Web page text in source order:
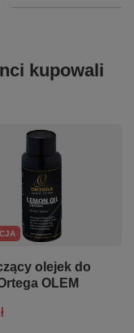
kupowali
olejek do
OLEM